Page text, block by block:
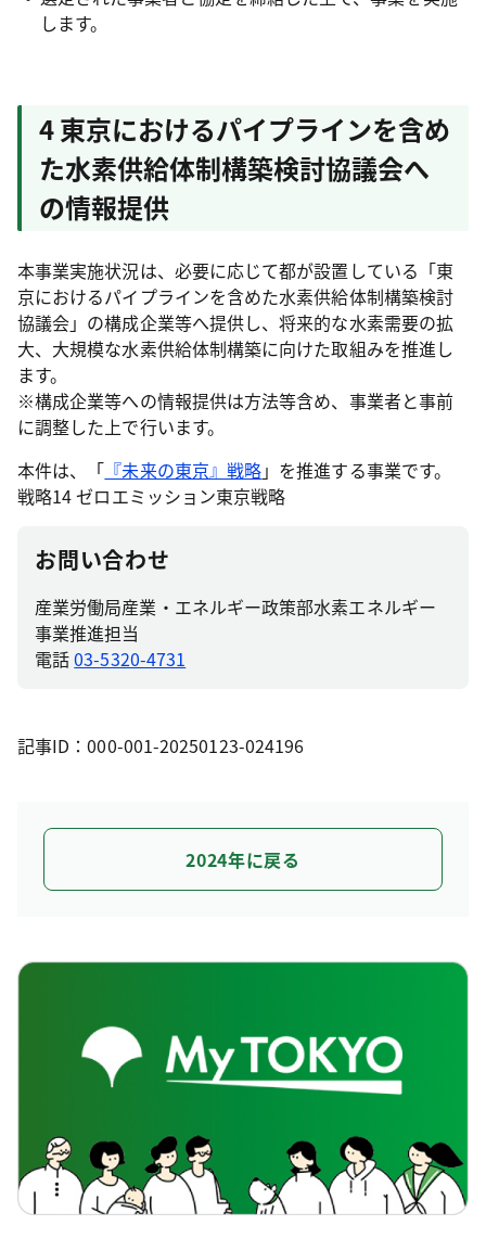
します。
4 東京におけるパイプラインを含め
た水素供給体制構築検討協議会へ
の情報提供
本事業実施状況は、必要に応じて都が設置している「東
京におけるパイプラインを含めた水素供給体制構築検討
協議会」の構成企業等へ提供し、将来的な水素需要の拡
大、大規模な水素供給体制構築に向けた取組みを推進し
ます。
※構成企業等への情報提供は方法等含め、事業者と事前
に調整した上で行います。
本件は、「 『未来の東京』戦略」を推進する事業です。
戦略14 ゼロエミッション東京戦略
お問い合わせ
産業労働局産業・エネルギー政策部水素エネルギー
事業推進担当
電話03-5320-4731
記事ID：000-001-20250123-024196
2024年に戻る